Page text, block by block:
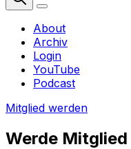
About
Archiv
Login
YouTube
Podcast
Mitglied werden
Werde Mitglied